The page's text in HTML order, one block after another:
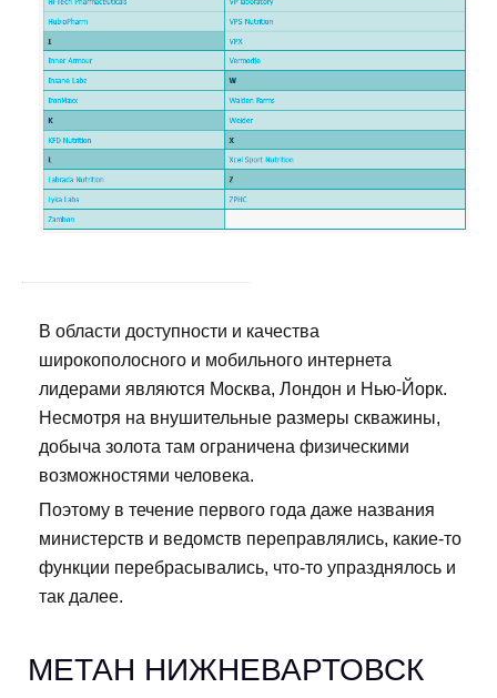
В области доступности и качества
широкополосного и мобильного интернета
лидерами являются Москва, Лондон и Нью-Йорк.
Несмотря на внушительные размеры скважины,
добыча золота там ограничена физическими
возможностями человека.
Поэтому в течение первого года даже названия
министерств и ведомств переправлялись, какие-то
функции перебрасывались, что-то упразднялось и
так далее.
МЕТАН НИЖНЕВАРТОВСК